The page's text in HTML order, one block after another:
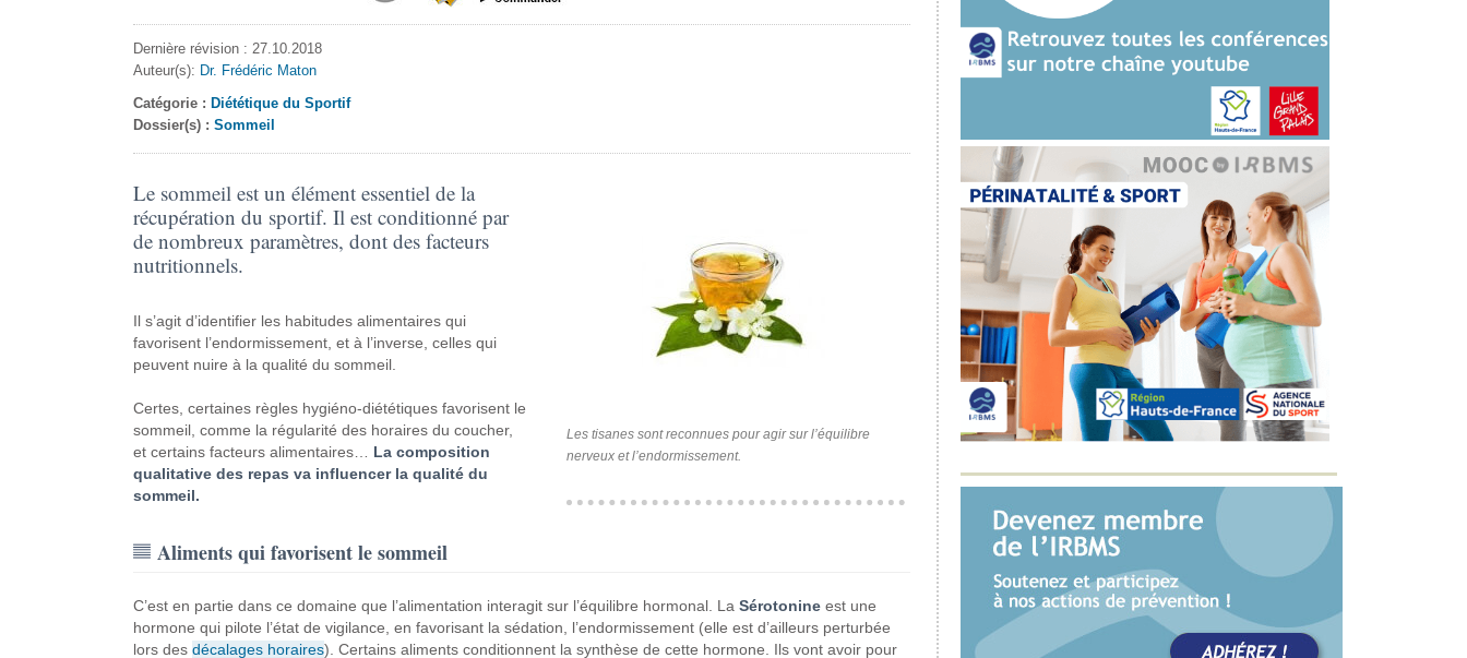
Dernière révision : 27.10.2018
Auteur(s): Dr. Frédéric Maton
Catégorie : Diététique du Sportif
Dossier(s) : Sommeil
Les tisanes sont reconnues pour agir sur l’équilibre
nerveux et l’endormissement.
Le sommeil est un élément essentiel de la
récupération du sportif. Il est conditionné par
de nombreux paramètres, dont des facteurs
nutritionnels.
Il s’agit d’identifier les habitudes alimentaires qui
favorisent l’endormissement, et à l’inverse, celles qui
peuvent nuire à la qualité du sommeil.
Certes, certaines règles hygiéno-diététiques favorisent le
sommeil, comme la régularité des horaires du coucher,
et certains facteurs alimentaires… La composition
qualitative des repas va influencer la qualité du
sommeil.
Aliments qui favorisent le sommeil
C’est en partie dans ce domaine que l’alimentation interagit sur l’équilibre hormonal. La Sérotonineest une
hormone qui pilote l’état de vigilance, en favorisant la sédation, l’endormissement (elle est d’ailleurs perturbée
lors des décalages horaires). Certains aliments conditionnent la synthèse de cette hormone. Ils vont avoir pour